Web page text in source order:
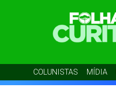
COLUNISTAS MÍDIA